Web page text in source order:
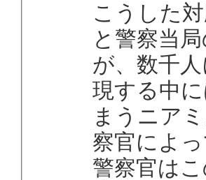
こうした
と警察当
が、数千
現する中
まうニア
察官によ
警察官は